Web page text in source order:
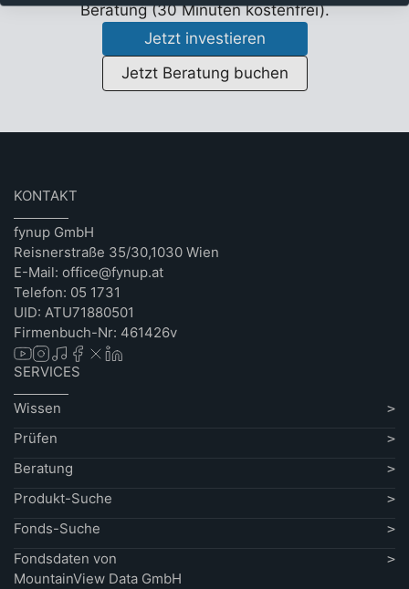
Beratung (30 Minuten kostenfrei).
Jetzt investieren
Jetzt Beratung buchen
KONTAKT
fynup GmbH
Reisnerstraße 35/30,1030 Wien
E-Mail: office@fynup.at
Telefon: 05 1731
UID: ATU71880501
Firmenbuch-Nr: 461426v
SERVICES
Wissen
Prüfen
Beratung
Produkt-Suche
Fonds-Suche
Fondsdaten von
MountainView Data GmbH